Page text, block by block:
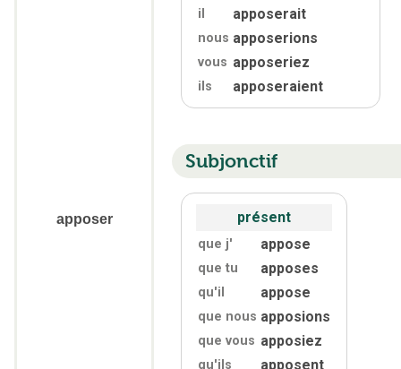
apposer
il apposerait
nous apposerions
vous apposeriez
ils apposeraient
Subjonctif
présent
que j' appose
que tu apposes
qu'il appose
que nous apposions
que vous apposiez
qu'ils apposent